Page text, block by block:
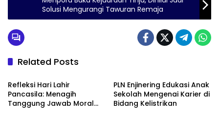
Solusi Mengurangi Tawuran Remaja
Related Posts
Berita
Refleksi Hari Lahir
Pancasila: Menagih
Tanggung Jawab Moral
PLN Enjinering Edukasi Anak
Sekolah Mengenai Karier di
Bidang Kelistrikan
Berita Berita